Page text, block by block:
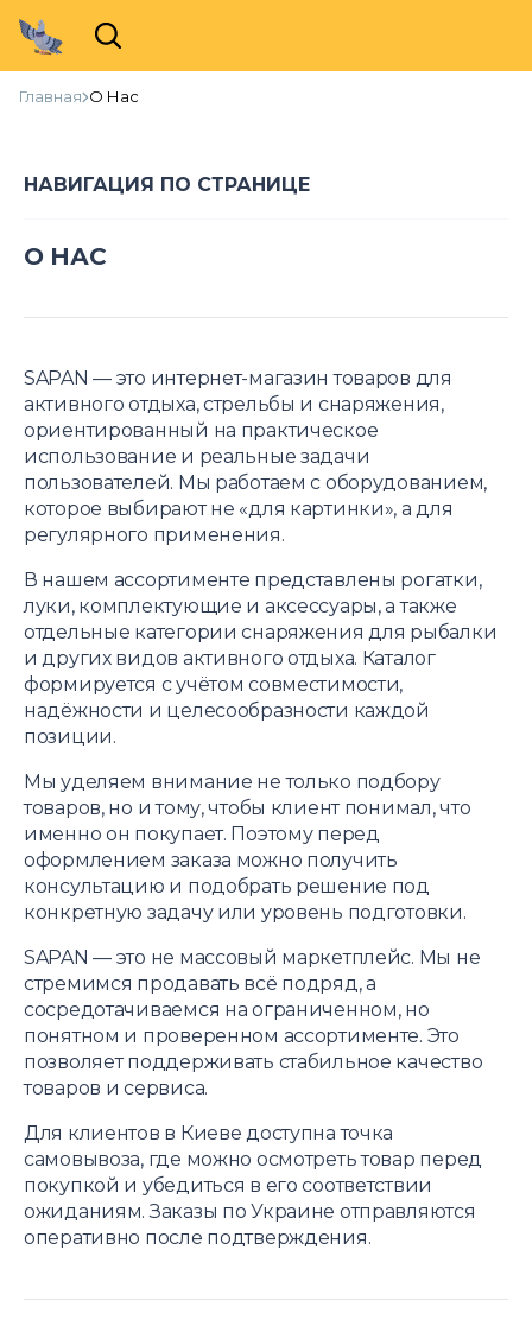
Главная О Нас
НАВИГАЦИЯ ПО СТРАНИЦЕ
О НАС
SAPAN — это интернет-магазин товаров для
активного отдыха, стрельбы и снаряжения,
ориентированный на практическое
использование и реальные задачи
пользователей. Мы работаем с оборудованием,
которое выбирают не «для картинки», а для
регулярного применения.
В нашем ассортименте представлены рогатки,
луки, комплектующие и аксессуары, а также
отдельные категории снаряжения для рыбалки
и других видов активного отдыха. Каталог
формируется с учётом совместимости,
надёжности и целесообразности каждой
позиции.
Мы уделяем внимание не только подбору
товаров, но и тому, чтобы клиент понимал, что
именно он покупает. Поэтому перед
оформлением заказа можно получить
консультацию и подобрать решение под
конкретную задачу или уровень подготовки.
SAPAN — это не массовый маркетплейс. Мы не
стремимся продавать всё подряд, а
сосредотачиваемся на ограниченном, но
понятном и проверенном ассортименте. Это
позволяет поддерживать стабильное качество
товаров и сервиса.
Для клиентов в Киеве доступна точка
самовывоза, где можно осмотреть товар перед
покупкой и убедиться в его соответствии
ожиданиям. Заказы по Украине отправляются
оперативно после подтверждения.